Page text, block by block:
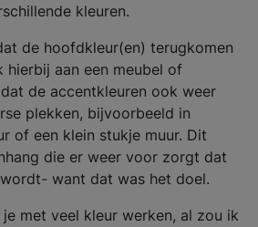
kleuren.
de hoofdkleur(en) terugkomen
hierbij aan een meubel of
de accentkleuren ook weer
plekken, bijvoorbeeld in
of een klein stukje muur. Dit
die er weer voor zorgt dat
want dat was het doel.
met veel kleur werken, al zou ik